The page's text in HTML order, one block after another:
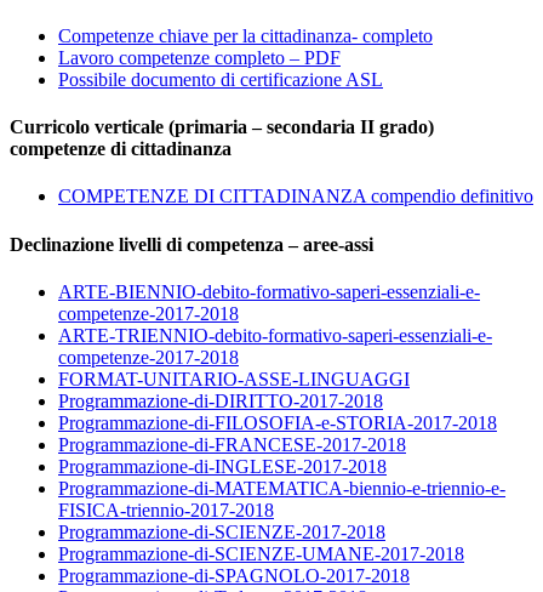
Competenze chiave per la cittadinanza- completo
Lavoro competenze completo – PDF
Possibile documento di certificazione ASL
Curricolo verticale (primaria – secondaria II grado)
competenze di cittadinanza
COMPETENZE DI CITTADINANZA compendio definitivo
Declinazione livelli di competenza – aree-assi
ARTE-BIENNIO-debito-formativo-saperi-essenziali-e-
competenze-2017-2018
ARTE-TRIENNIO-debito-formativo-saperi-essenziali-e-
competenze-2017-2018
FORMAT-UNITARIO-ASSE-LINGUAGGI
Programmazione-di-DIRITTO-2017-2018
Programmazione-di-FILOSOFIA-e-STORIA-2017-2018
Programmazione-di-FRANCESE-2017-2018
Programmazione-di-INGLESE-2017-2018
Programmazione-di-MATEMATICA-biennio-e-triennio-e-
FISICA-triennio-2017-2018
Programmazione-di-SCIENZE-2017-2018
Programmazione-di-SCIENZE-UMANE-2017-2018
Programmazione-di-SPAGNOLO-2017-2018